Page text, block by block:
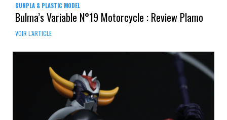
GUNPLA & PLASTIC MODEL
Bulma’s Variable N°19 Motorcycle : Review Plamo
VOIR L'ARTICLE